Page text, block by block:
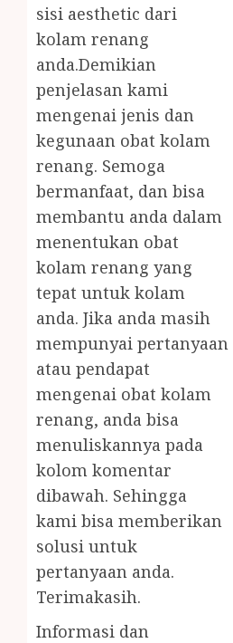
sisi aesthetic dari
kolam renang
anda.Demikian
penjelasan kami
mengenai jenis dan
kegunaan obat kolam
renang. Semoga
bermanfaat, dan bisa
membantu anda dalam
menentukan obat
kolam renang yang
tepat untuk kolam
anda. Jika anda masih
mempunyai pertanyaan
atau pendapat
mengenai obat kolam
renang, anda bisa
menuliskannya pada
kolom komentar
dibawah. Sehingga
kami bisa memberikan
solusi untuk
pertanyaan anda.
Terimakasih.
Informasi dan